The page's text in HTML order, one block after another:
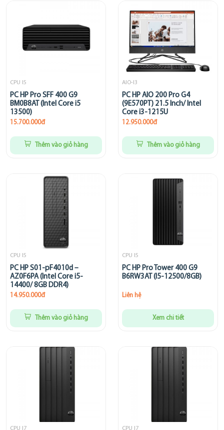
CPU I5
PC HP Pro SFF 400 G9
BM0B8AT (Intel Core i5
13500)
15.700.000đ
Thêm vào giỏ hàng
AIO-I3
PC HP AIO 200 Pro G4
(9E570PT) 21.5 Inch/ Intel
Core i3-1215U
12.950.000đ
Thêm vào giỏ hàng
CPU I5
PC HP S01-pF4010d –
AZ0F6PA (Intel Core i5-
14400/ 8GB DDR4)
14.950.000đ
Thêm vào giỏ hàng
CPU I5
PC HP Pro Tower 400 G9
B6RW3AT (I5-12500/8GB)
Liên hệ
Xem chi tiết
CPU I7 CPU I7